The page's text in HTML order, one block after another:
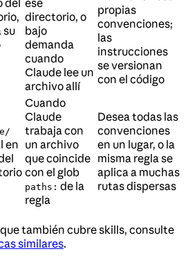
su
directorio, o
bajo
demanda
cuando
Claude lee un
archivo allí
propias
convenciones;
las
instrucciones
se versionan
con el código
en
Cuando
Claude
trabaja con
un archivo
que coincide
con el glob
paths: de la
regla
Desea todas las
convenciones
en un lugar, o la
misma regla se
aplica a muchas
rutas dispersas
también cubre skills, consulte
similares.